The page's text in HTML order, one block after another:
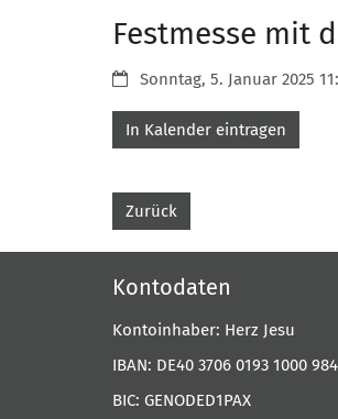
Festmesse mit
Datum:Sonntag, 5. Januar 2025
In Kalender eintragen
Zurück
Kontodaten
Kontoinhaber: Herz Jesu
IBAN: DE40 3706 0193 1000
BIC: GENODED1PAX